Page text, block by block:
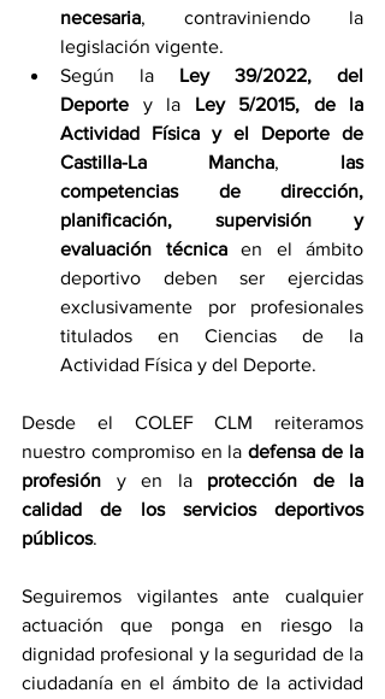
necesaria, contraviniendo la
legislación vigente.
Según la Ley 39/2022, del
Deporte y la Ley 5/2015, de la
Actividad Física y el Deporte de
Castilla-La Mancha, las
competencias de dirección,
planificación, supervisión y
evaluación técnica en el ámbito
deportivo deben ser ejercidas
exclusivamente por profesionales
titulados en Ciencias de la
Actividad Física y del Deporte.
Desde el COLEF CLM reiteramos
nuestro compromiso en la defensa de la
profesión y en la protección de la
calidad de los servicios deportivos
públicos.
Seguiremos vigilantes ante cualquier
actuación que ponga en riesgo la
dignidad profesional y la seguridad de la
ciudadanía en el ámbito de la actividad